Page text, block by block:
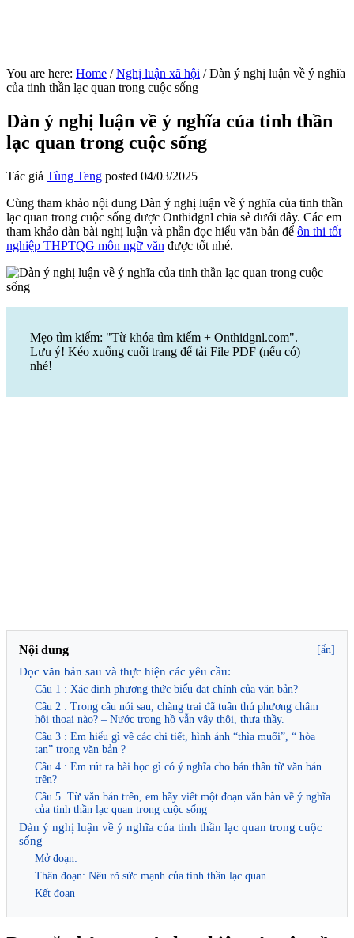
You are here: Home / Nghị luận xã hội /Dàn ý nghị luận về ý nghĩa
của tinh thần lạc quan trong cuộc sống
Dàn ý nghị luận về ý nghĩa của tinh thần
lạc quan trong cuộc sống
Tác giả Tùng Teng posted 04/03/2025
Cùng tham khảo nội dung Dàn ý nghị luận về ý nghĩa của tinh thần
lạc quan trong cuộc sống được Onthidgnl chia sẻ dưới đây. Các em
tham khảo dàn bài nghị luận và phần đọc hiểu văn bản để ôn thi tốt
nghiệp THPTQG môn ngữ văn được tốt nhé.
Mẹo tìm kiếm: "Từ khóa tìm kiếm + Onthidgnl.com".
Lưu ý! Kéo xuống cuối trang để tải File PDF (nếu có)
nhé!
Nội dung [ẩn]
Đọc văn bản sau và thực hiện các yêu cầu:
Câu 1 : Xác định phương thức biểu đạt chính của văn bản?
Câu 2 : Trong câu nói sau, chàng trai đã tuân thủ phương châm
hội thoại nào? – Nước trong hồ vẫn vậy thôi, thưa thầy.
Câu 3 : Em hiểu gì về các chi tiết, hình ảnh “thìa muối”, “ hòa
tan” trong văn bản ?
Câu 4 : Em rút ra bài học gì có ý nghĩa cho bản thân từ văn bản
trên?
Câu 5. Từ văn bản trên, em hãy viết một đoạn văn bàn về ý nghĩa
của tinh thần lạc quan trong cuộc sống
Dàn ý nghị luận về ý nghĩa của tinh thần lạc quan trong cuộc
sống
Mở đoạn:
Thân đoạn: Nêu rõ sức mạnh của tinh thần lạc quan
Kết đoạn